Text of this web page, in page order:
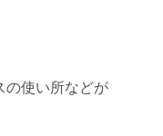
の使い所などが